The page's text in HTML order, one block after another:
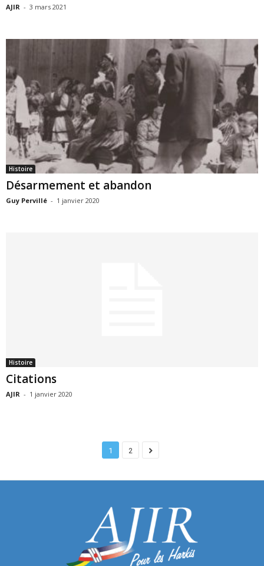
AJIR - 3 mars 2021
Histoire
Désarmement et abandon
Guy Pervillé - 1 janvier 2020
Histoire
Citations
AJIR - 1 janvier 2020
1 2